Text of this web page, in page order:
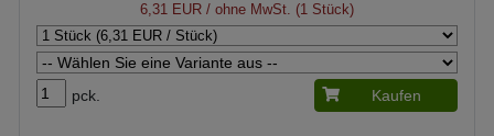
6,31 EUR / ohne MwSt. (1 Stück)
pck. Kaufen